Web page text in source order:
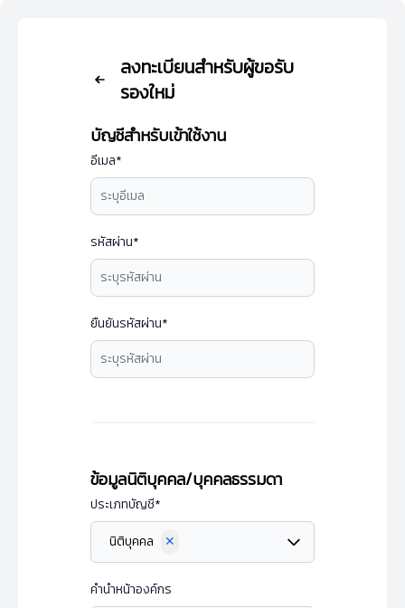
ลงทะเบียนสำหรับผู้ขอรับ
รองใหม่
บัญชีสำหรับเข้าใช้งาน
อีเมล*
รหัสผ่าน*
ยืนยันรหัสผ่าน*
ข้อมูลนิติบุคคล/บุคคลธรรมดา
ประเภทบัญชี*
นิติบุคคล
✕
คำนำหน้าองค์กร